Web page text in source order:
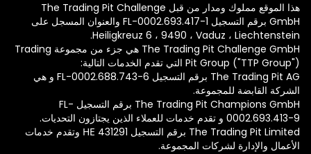
هذا الموقع مملوك ومدار من قبل The Trading Pit Challenge
GmbH برقم التسجيل FL-0002.693.417-1 والعنوان المسجل على
Heiligkreuz 6 ، 9490 ، Vaduz ، Liechtenstein.
The Trading Pit Challenge GmbH هي جزء من مجموعة Trading
Pit Group ("TTP Group") التي تقدم الخدمات التالية:
The Trading Pit AG برقم التسجيل FL-0002.688.743-6 و هي
الشركة القابضة للمجموعة.
The Trading Pit Champions GmbH برقم التسجيل FL-
0002.693.413-9 و تقدم خدمات للعملاء الذين يجتازون التحديات.
The Trading Pit Limited برقم التسجيل ΗΕ 431291 وتقدم خدمات
الأعمال والإدارة لشركات المجموعة.